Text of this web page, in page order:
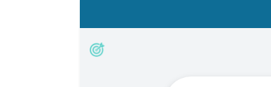
content